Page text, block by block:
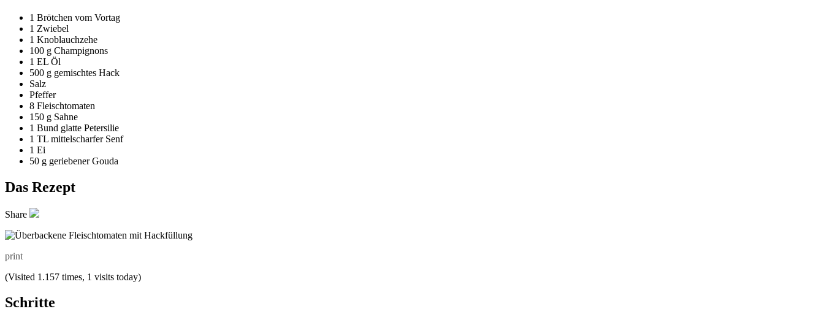
1 Brötchen vom Vortag
1 Zwiebel
1 Knoblauchzehe
100 g Champignons
1 EL Öl
500 g gemischtes Hack
Salz
Pfeffer
8 Fleischtomaten
150 g Sahne
1 Bund glatte Petersilie
1 TL mittelscharfer Senf
1 Ei
50 g geriebener Gouda
Das Rezept
Share
print
(Visited 1.157 times, 1 visits today)
Schritte